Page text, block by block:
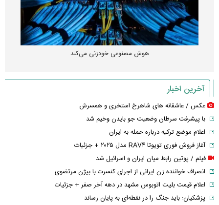
هوش مصنوعی خودزنی می‌کند
آخرین اخبار
عکس / عاشقانه های شاهرخ استخری و همسرش
با پیشرفت سرطان وضعیت جو بایدن وخیم شد
اعلام موضع ترکیه درباره حمله به ایران
آغاز فروش فوری تویوتا RAV۴ مدل ۲۰۲۵ + جزئیات
فیلم / پوتین رابط میان ایران و اسرائیل شد
انصراف خواننده زن ایرانی از اجرای کنسرت با بیژن مرتضوی
اعلام قیمت بلیت اتوبوس مشهد در دهه آخر صفر + جزئیات
پزشکیان: باید جنگ را در نقطه‌ای به پایان رساند